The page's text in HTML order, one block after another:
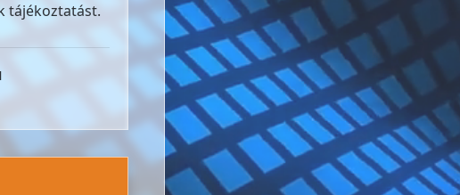
tájékoztatást.